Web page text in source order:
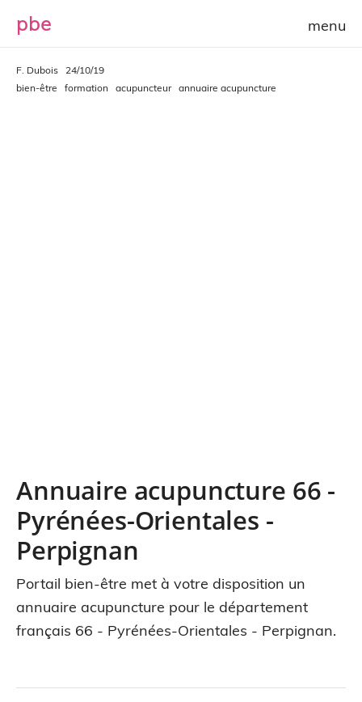
pbe
F. Dubois
24/10/19
bien-être
formation acupuncteur annuaire acupuncture
Annuaire acupuncture 66 -
Pyrénées-Orientales -
Perpignan
Portail bien-être met à votre disposition un
annuaire acupuncture pour le département
français 66 - Pyrénées-Orientales - Perpignan.